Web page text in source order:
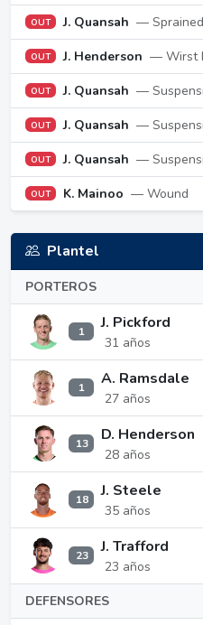
OUT J. Quansah —
OUT J. Henderson — Wirst
OUT J. Quansah —
OUT J. Quansah —
OUT J. Quansah —
OUT K. Mainoo — Wound
Plantel
PORTEROS
1 J. Pickford
31 años
1 A. Ramsdale
27 años
13 D. Henderson
28 años
18 J. Steele
35 años
23 J. Trafford
23 años
DEFENSORES